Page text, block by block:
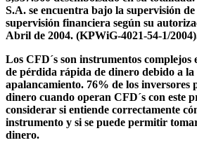
S.A. se encuentra bajo la supervisión
supervisión financiera según su
Abril de 2004. (KPWiG-4021-54-1/
Los CFD´s son instrumentos
de pérdida rápida de dinero debido a
apalancamiento. 76% de los inversores
dinero cuando operan CFD´s con este
considerar si entiende correctamente
instrumento y si se puede permitir
dinero.